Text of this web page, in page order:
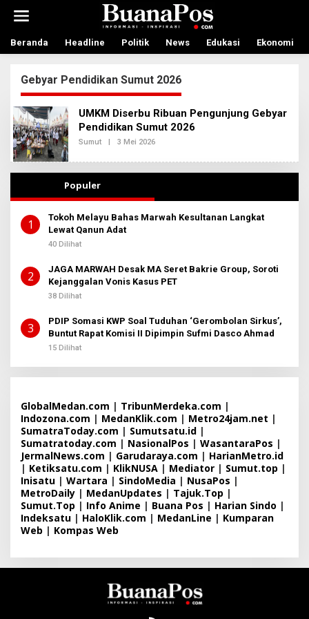
t
Beranda Headline Politik News Edukasi Ekonomi
Gebyar Pendidikan Sumut 2026
UMKM Diserbu Ribuan Pengunjung Gebyar
Pendidikan Sumut 2026
Sumut | 3 Mei 2026
E
H
D
K
Populer
1
Tokoh Melayu Bahas Marwah Kesultanan Langkat
Lewat Qanun Adat
40 Dilihat
2
JAGA MARWAH Desak MA Seret Bakrie Group, Soroti
Kejanggalan Vonis Kasus PET
38 Dilihat
3
PDIP Somasi KWP Soal Tuduhan ‘Gerombolan Sirkus’,
Buntut Rapat Komisi II Dipimpin Sufmi Dasco Ahmad
15 Dilihat
GlobalMedan.com | TribunMerdeka.com |
Indozona.com | MedanKlik.com | Metro24jam.net |
SumatraToday.com | Sumutsatu.id |
Sumatratoday.com | NasionalPos | WasantaraPos |
JermalNews.com | Garudaraya.com | HarianMetro.id
| Ketiksatu.com | KlikNUSA | Mediator | Sumut.top |
Inisatu | Wartara | SindoMedia | NusaPos |
MetroDaily | MedanUpdates | Tajuk.Top |
Sumut.Top | Info Anime | Buana Pos | Harian Sindo |
Indeksatu | HaloKlik.com | MedanLine | Kumparan
Web | Kompas Web